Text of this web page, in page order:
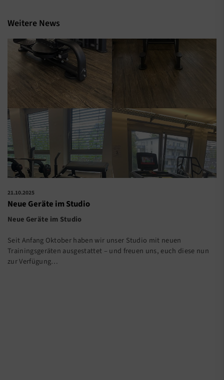
Weitere News
21.10.2025
Neue Geräte im Studio
Neue Geräte im Studio
Seit Anfang Oktober haben wir unser Studio mit neuen
Trainingsgeräten ausgestattet – und freuen uns, euch diese nun
zur Verfügung…